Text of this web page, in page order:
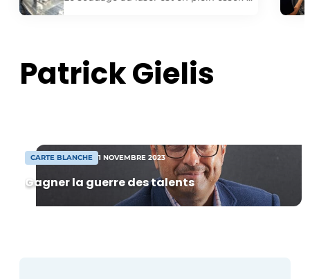
Podcasts
S’inscrire à l’événement
S’inscrire
pour de nombreuses applications. Mais
comme pour toute nouvelle technologie,
[…]
Patrick Gielis
CARTE BLANCHE 1 NOVEMBRE 2023
Gagner la guerre des talents